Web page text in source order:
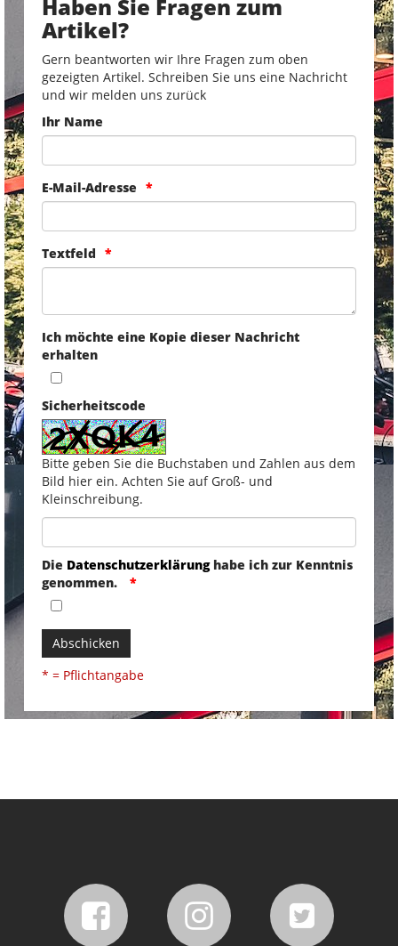
Haben Sie Fragen zum
Artikel?
Gern beantworten wir Ihre Fragen zum oben
gezeigten Artikel. Schreiben Sie uns eine Nachricht
und wir melden uns zurück
Ihr Name
E-Mail-Adresse
Textfeld
Ich möchte eine Kopie dieser Nachricht
erhalten
Sicherheitscode
Bitte geben Sie die Buchstaben und Zahlen aus dem
Bild hier ein. Achten Sie auf Groß- und
Kleinschreibung.
Die Datenschutzerklärunghabe ich zur Kenntnis
genommen.
Abschicken
* = Pflichtangabe